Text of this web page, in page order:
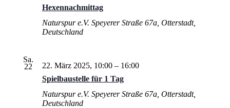
Hexennachmittag
Naturspur e.V. Speyerer Straße 67a, Otterstadt,
Deutschland
Sa.
22
Spielbaustelle für 1 Tag
22. März 2025, 10:00– 16:00
Naturspur e.V. Speyerer Straße 67a, Otterstadt,
Deutschland